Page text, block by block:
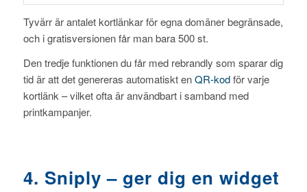
Tyvärr är antalet kortlänkar för egna domäner begränsade,
och i gratisversionen får man bara 500 st.
Den tredje funktionen du får med rebrandly som sparar dig
tid är att det genereras automatiskt enQR-kodför varje
kortlänk – vilket ofta är användbart i samband med
printkampanjer.
4. Sniply – ger dig en widget